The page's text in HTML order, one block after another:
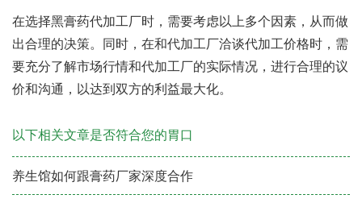
在选择黑膏药代加工厂时，需要考虑以上多个因素，从而做
出合理的决策。同时，在和代加工厂洽谈代加工价格时，需
要充分了解市场行情和代加工厂的实际情况，进行合理的议
价和沟通，以达到双方的利益最大化。
以下相关文章是否符合您的胃口
养生馆如何跟膏药厂家深度合作